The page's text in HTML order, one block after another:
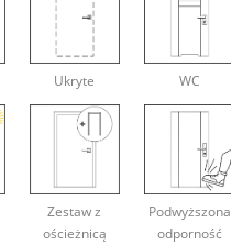
Deweloperzy
Ukryte WC
Zestaw z
ościeżnicą
Podwyższona
odporność